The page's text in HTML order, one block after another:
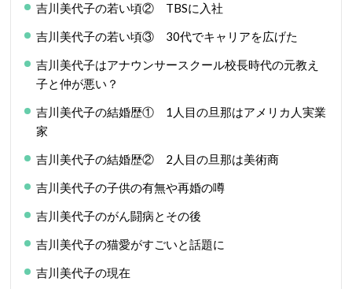
吉川美代子の若い頃② TBSに入社
吉川美代子の若い頃③ 30代でキャリアを広げた
吉川美代子はアナウンサースクール校長時代の元教え
子と仲が悪い？
吉川美代子の結婚歴① 1人目の旦那はアメリカ人実業
家
吉川美代子の結婚歴② 2人目の旦那は美術商
吉川美代子の子供の有無や再婚の噂
吉川美代子のがん闘病とその後
吉川美代子の猫愛がすごいと話題に
吉川美代子の現在